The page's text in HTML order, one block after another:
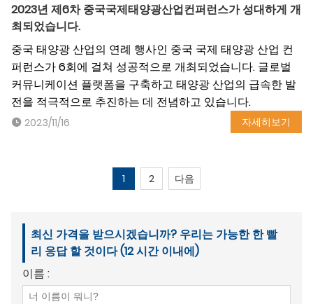
2023년 제6차 중국국제태양광산업컨퍼런스가 성대하게 개
최되었습니다.
중국 태양광 산업의 연례 행사인 중국 국제 태양광 산업 컨
퍼런스가 6회에 걸쳐 성공적으로 개최되었습니다. 글로벌
커뮤니케이션 플랫폼을 구축하고 태양광 산업의 급속한 발
전을 적극적으로 추진하는 데 전념하고 있습니다.
2023/11/16 자세히보기
1 2 다음
최신 가격을 받으시겠습니까? 우리는 가능한 한 빨
리 응답 할 것이다 (12 시간 이내에)
이름 :